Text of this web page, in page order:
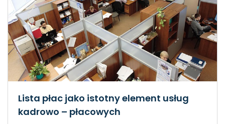
Lista płac jako istotny element usług
kadrowo – płacowych